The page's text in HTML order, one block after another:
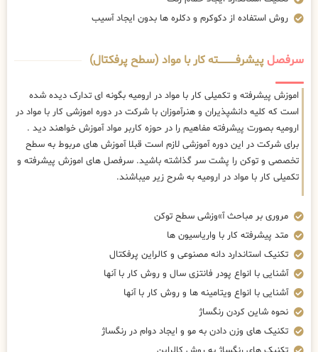
روش استفاده از دکوکرم و دکلره ها بدون ایجاد آسیب
سرفصلپیشرفــــــــــــته کار با مواد (سطح پرفکتال)
اموزش پیشرفته و تکمیلی کار با مواد در ارومیه بگونه ای تدارک دیده شده
است که کلیه دانشپذیران و هنرآموزان با شرکت در دوره اموزشی کار با مواد در
ارومیه بصورت پیشرفته مفاهیم را در حوزه کاربر مواد آموزش خواهند دید .
برای شرکت در این دوره آموزشی لازم است قبلا آموزش های مربوط به سطح
تخصصی و توکن را پشت سر گذاشته باشید. سرفصل های اموزش پیشرفته و
تکمیلی کار با مواد در ارومیه به شرح زیر میباشند.
مروری بر مباحث آ»وزشی سطح توکن
متد پیشرفته کار با واریاسیون ها
تکنیک استاندارد دانه مصنوعی و کالراین پرفکتال
آشنایی با انواع پودر فانتزی سال و روش کار با آنها
آشنایی با انواع ویتامینه ها و روش کار با آنها
نحوه شاین کردن رنگساژ
تکنیک های وزن دادن به مو و ایجاد دوام در رنگساژ